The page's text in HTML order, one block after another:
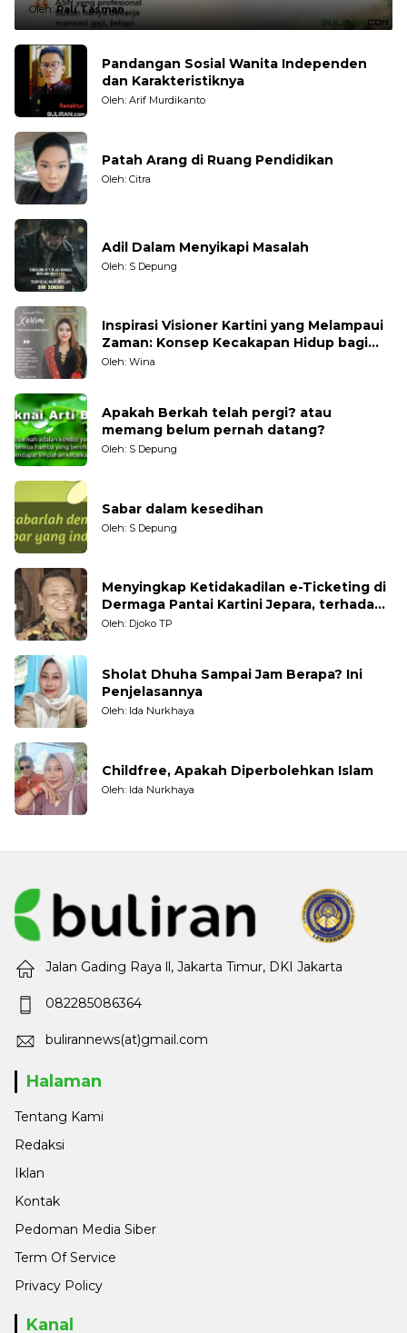
Oleh:Rali Tasman
Pandangan Sosial Wanita Independen
dan Karakteristiknya
Oleh: Arif Murdikanto
Patah Arang di Ruang Pendidikan
Oleh: Citra
Adil Dalam Menyikapi Masalah
Oleh: S Depung
Inspirasi Visioner Kartini yang Melampaui
Zaman: Konsep Kecakapan Hidup bagi
Generasi Muda
Oleh: Wina
Apakah Berkah telah pergi? atau
memang belum pernah datang?
Oleh: S Depung
Sabar dalam kesedihan
Oleh: S Depung
Menyingkap Ketidakadilan e-Ticketing di
Dermaga Pantai Kartini Jepara, terhadap
Nelayan Tradisional
Oleh: Djoko TP
Sholat Dhuha Sampai Jam Berapa? Ini
Penjelasannya
Oleh: Ida Nurkhaya
Childfree, Apakah Diperbolehkan Islam
Oleh: Ida Nurkhaya
Jalan Gading Raya ll, Jakarta Timur, DKI Jakarta
082285086364
bulirannews(at)gmail.com
Halaman
Tentang Kami
Redaksi
Iklan
Kontak
Pedoman Media Siber
Term Of Service
Privacy Policy
Kanal